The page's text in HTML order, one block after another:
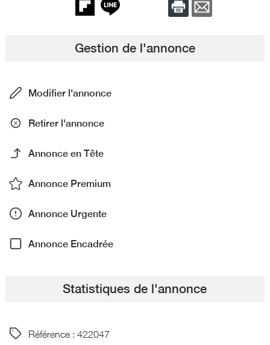
Gestion de l'annonce
Modifier l'annonce
Retirer l'annonce
Annonce en Tête
Annonce Premium
Annonce Urgente
Annonce Encadrée
Statistiques de l'annonce
Référence : 422047